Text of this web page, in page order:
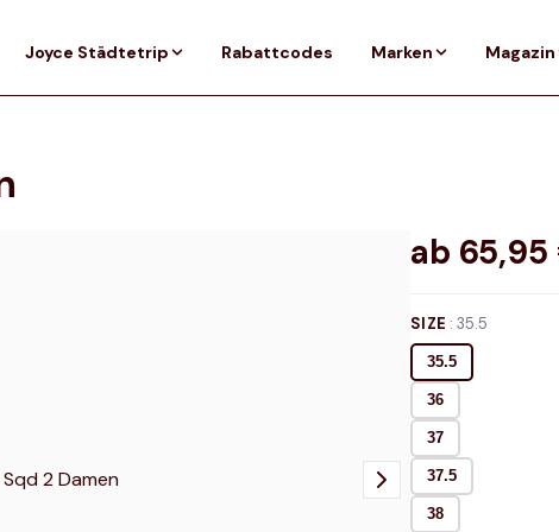
Joyce Städtetrip Rabattcodes Marken Magazin
ab 65,95
SIZE :35.5
35.5
36
37
37.5
38